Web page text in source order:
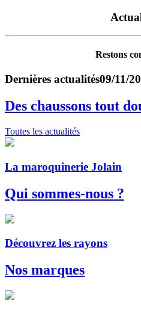
Restons
Dernières actualités09/11/
Des chaussons tout
Toutes les actualités
La maroquinerie Jolain
Qui sommes-nous ?
Découvrez les rayons
Nos marques